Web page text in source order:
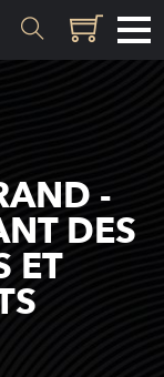
FAIRE
-
DES
ET